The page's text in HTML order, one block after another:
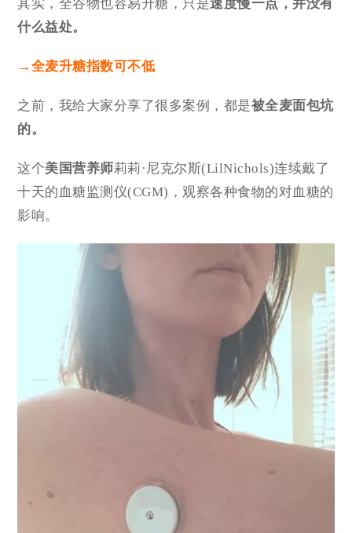
其实，全谷物也容易升糖，只是速度慢一点，并没有
什么益处。
→全麦升糖指数可不低
之前，我给大家分享了很多案例，都是被全麦面包坑
的。
这个美国营养师莉莉·尼克尔斯(LilNichols)连续戴了
十天的血糖监测仪(CGM)，观察各种食物的对血糖的
影响。